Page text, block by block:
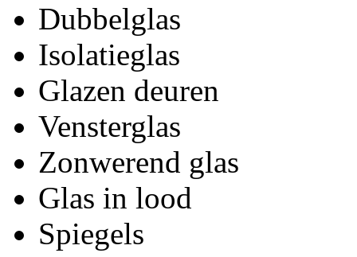
Dubbelglas
Isolatieglas
Glazen deuren
Vensterglas
Zonwerend glas
Glas in lood
Spiegels